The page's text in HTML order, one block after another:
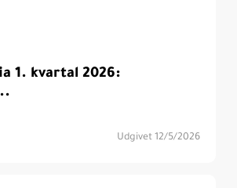
1. kvartal 2026:
Udgivet 12/5/2026